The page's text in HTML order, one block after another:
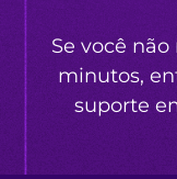
Se você
minutos,
suporte